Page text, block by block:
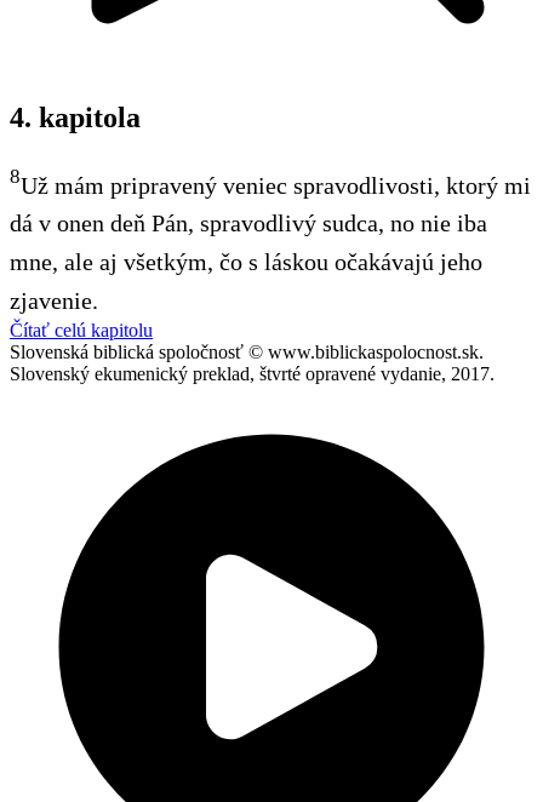
4. kapitola
8Už mám pripravený veniec spravodlivosti, ktorý mi
dá v onen deň Pán, spravodlivý sudca, no nie iba
mne, ale aj všetkým, čo s láskou očakávajú jeho
zjavenie.
Čítať celú kapitolu
Slovenská biblická spoločnosť © www.biblickaspolocnost.sk.
Slovenský ekumenický preklad, štvrté opravené vydanie, 2017.